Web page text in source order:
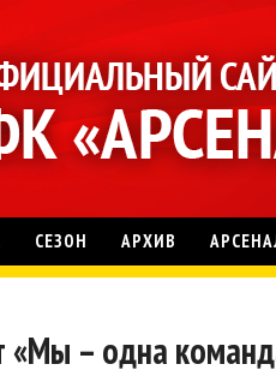
СЕЗОН АРХИВ
– одна